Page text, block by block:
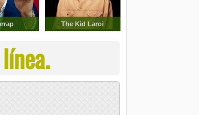
The Kid Laroi